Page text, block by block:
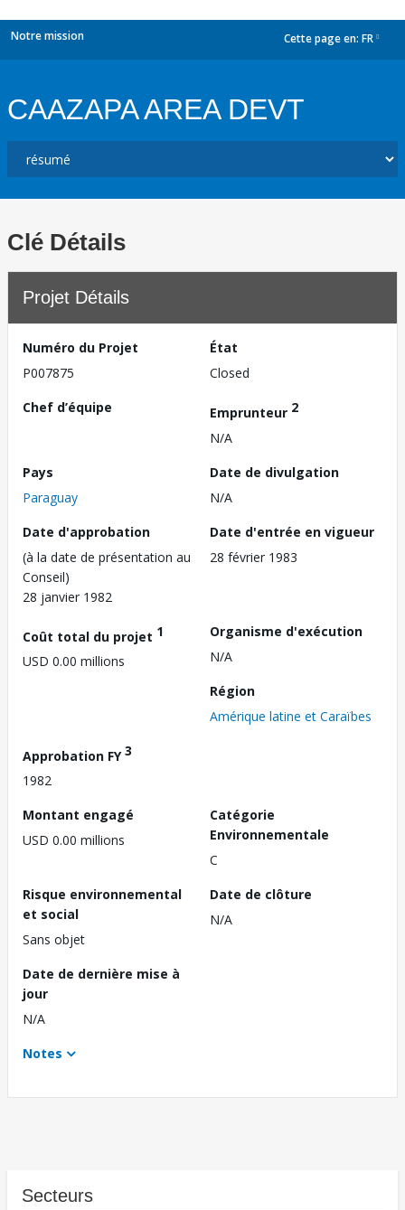
Notre mission Cette page en: FR
CAAZAPA AREA DEVT
Clé Détails
Projet Détails
Numéro du Projet
P007875
État
Closed
Chef d’équipe
Emprunteur 2
N/A
Pays
Paraguay
Date de divulgation
N/A
Date d'approbation
(à la date de présentation au
Conseil)
28 janvier 1982
Date d'entrée en vigueur
28 février 1983
Coût total du projet 1
USD 0.00 millions
Organisme d'exécution
N/A
Région
Amérique latine et Caraïbes
Approbation FY3
1982
Montant engagé
USD 0.00 millions
Catégorie
Environnementale
C
Risque environnemental
et social
Sans objet
Date de clôture
N/A
Date de dernière mise à
jour
N/A
Notes
Secteurs